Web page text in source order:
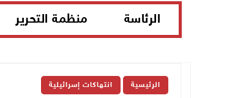
الرئاسة منظمة التحرير
الرئيسية انتهاكات إسرائيلية